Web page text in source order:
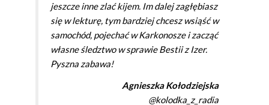
jeszcze inne zlać kijem. Im dalej zagłębiasz
się w lekturę, tym bardziej chcesz wsiąść w
samochód, pojechać w Karkonosze i zacząć
własne śledztwo w sprawie Bestii z Izer.
Pyszna zabawa!
Agnieszka Kołodziejska
@kolodka_z_radia